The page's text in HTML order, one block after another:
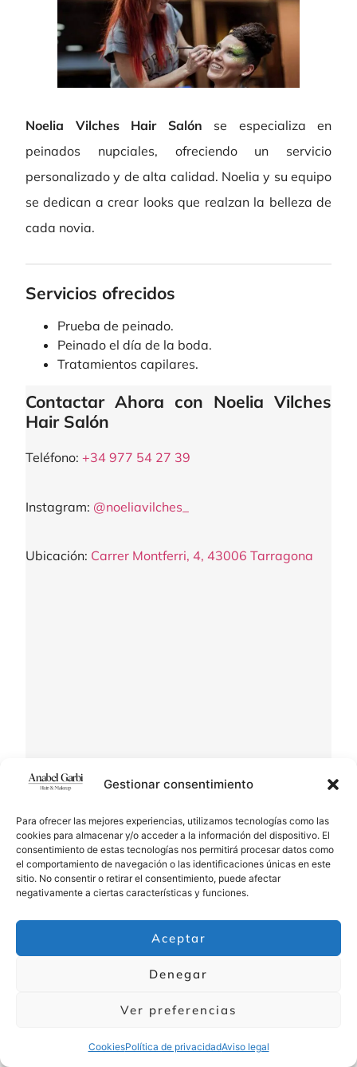
Gestionar consentimiento
Para ofrecer las mejores experiencias, utilizamos tecnologías como las
cookies para almacenar y/o acceder a la información del dispositivo. El
consentimiento de estas tecnologías nos permitirá procesar datos como
el comportamiento de navegación o las identificaciones únicas en este
sitio. No consentir o retirar el consentimiento, puede afectar
negativamente a ciertas características y funciones.
Aceptar
Denegar
Ver preferencias
CookiesPolítica de privacidadAviso legal
Noelia Vilches Hair Salón se especializa en
peinados nupciales, ofreciendo un servicio
personalizado y de alta calidad. Noelia y su equipo
se dedican a crear looks que realzan la belleza de
cada novia.
Servicios ofrecidos
Prueba de peinado.
Peinado el día de la boda.
Tratamientos capilares.
Contactar Ahora con Noelia Vilches
Hair Salón
Teléfono: +34 977 54 27 39
Instagram: @noeliavilches_
Ubicación: Carrer Montferri, 4, 43006 Tarragona
8. Vanesa Benítez
Vanesa Benítezes una estilista con años de